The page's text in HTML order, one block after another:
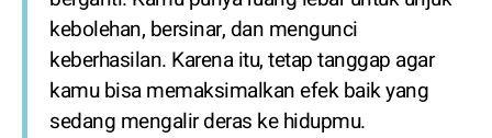
kebolehan, bersinar, dan mengunci
keberhasilan. Karena itu, tetap tanggap agar
kamu bisa memaksimalkan efek baik yang
sedang mengalir deras ke hidupmu.